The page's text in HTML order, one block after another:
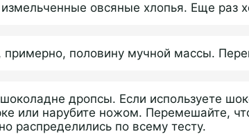
овсяные хлопья. Еще раз
примерно, половину мучной массы.
дропсы. Если используете
или нарубите ножом. Перемешайте,
распределились по всему тесту.